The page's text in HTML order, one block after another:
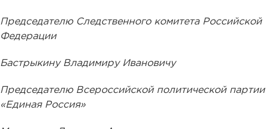
Председателю Следственного комитета Российской
Федерации
Бастрыкину Владимиру Ивановичу
Председателю Всероссийской политической партии
«Единая Россия»